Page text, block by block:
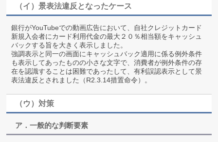
（イ）景表法違反となったケース
銀行がYouTubeでの動画広告において、自社クレジットカード
新規入会者にカード利用代金の最大２０％相当額をキャッシュ
バックする旨を大きく表示しました。
強調表示と同一の画面にキャッシュバック適用に係る例外条件
も表示してあったものの小さな文字で、消費者が例外条件の存
在を認識することは困難であったして、有利誤認表示として景
表法違反とされました（R2.3.14措置命令）。
（ウ）対策
ア．一般的な判断要素